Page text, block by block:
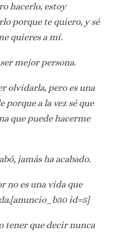
hacerlo, estoy
porque te quiero, y sé
quieres a mí.
mejor persona.
olvidarla, pero es una
porque a la vez sé que
que puede hacerme
jamás ha acabado.
no es una vida que
id=5]
tener que decir nunca